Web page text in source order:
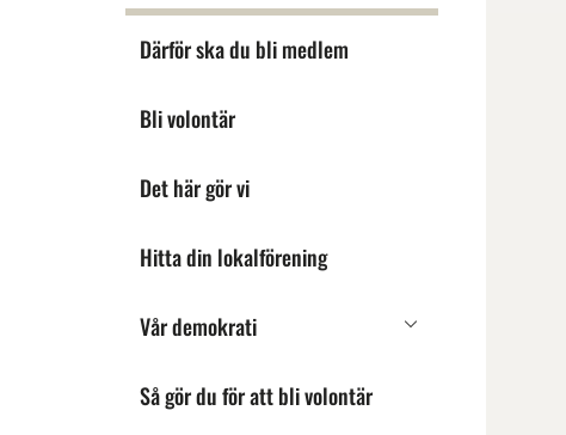
Därför ska du bli medlem
Bli volontär
Det här gör vi
Hitta din lokalförening
Vår demokrati
Så gör du för att bli volontär